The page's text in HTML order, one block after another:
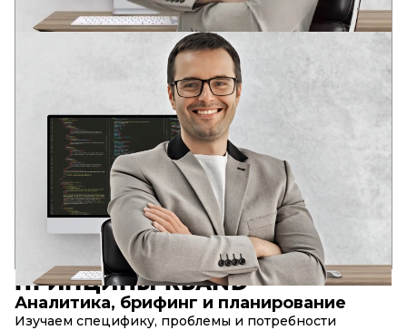
ПРИНЦИПЫRBAND
Аналитика, брифинг и планирование
Изучаем специфику, проблемы и потребности
17+
лет в разработке
90+
успешных web-проектов
10+
сложных web-сервисов
ВЕДУЩИЙ РАЗРАБОТЧИК
Два профильных образования в области разработки
программного обеспечения
В юном возрасте оценил потенциал информационных
технологий: глобализацию и глубину интеграции IT-
решений в социальные структуры современного общества.
Опыт в различных IT областях с 2006 года. Аналитическое
системное мышление. Компетенции для решения задача
бизнеса, DevOps, Full stack, SEO.